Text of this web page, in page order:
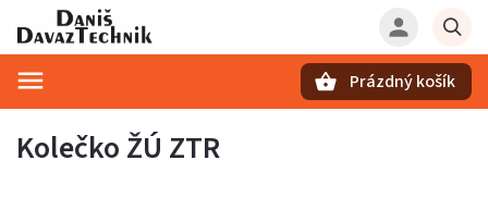
Prázdný košík
Kolečko ŽÚ ZTR